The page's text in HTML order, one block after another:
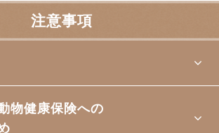
注意事項
物健康保険への